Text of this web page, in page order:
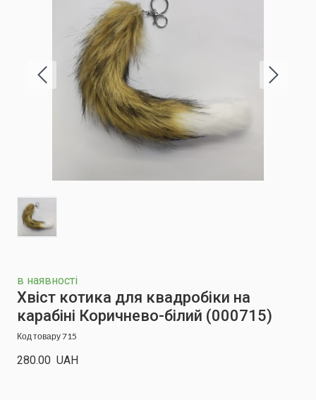
в наявності
Хвіст котика для квадробіки на
карабіні Коричнево-білий (000715)
Код товару 715
280.00  UAH